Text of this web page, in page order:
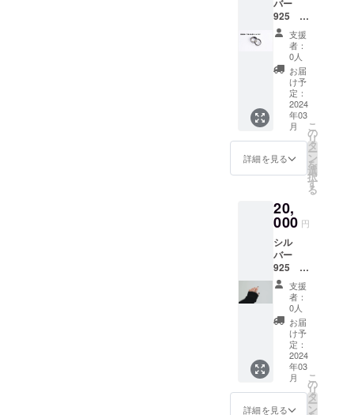
したら
御見積
書をご
提示し
ます。
御見積
金額か
ら3％引
かせて
いただ
きま
す。
クーポ
りいた
しま
クーポ
ンの有
効期限
はメー
ルを配
信して
から1年
とさせ
ていた
だきま
す。
（打ち
合わせ
をして
バー
925 シ
ンプル
な平打
ちリン
グ1本
（サイ
ズ号数
の確認
でこち
らから
改めて
メール
にてご
希望の
号数で
お届け
しま
す）
支援
者：
0人
お届
け予
定：
2024
年03
月
詳細を見る
こ
の
リ
タ
ー
ン
を
選
択
す
る
20,
000 円
シル
バー
925 表
8文字掘
り込み
リング
（サイ
ズ号数
と掘り
込み文
字確認
で改め
てこち
らから
支援
者：
0人
お届
け予
定：
2024
年03
月
詳細を見る
こ
の
リ
タ
ー
ン